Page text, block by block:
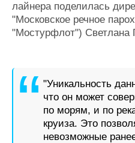
Конференции
Выставки и семинары
лайнера поделилась
"Московское речное
"Мостурфлот") Светлана
"Уникальность
что он может
по морям, и по
круиза. Это
невозможные